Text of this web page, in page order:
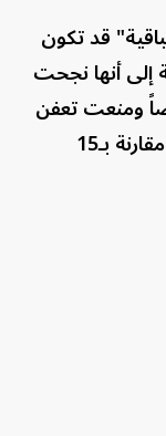
قد تكون
إلى أنها نجحت
القرحة لدى 19 مريضاً ومنعت تعفن
الدم، وخفضت معدلات تكرار العدوى مقارنة بـ15